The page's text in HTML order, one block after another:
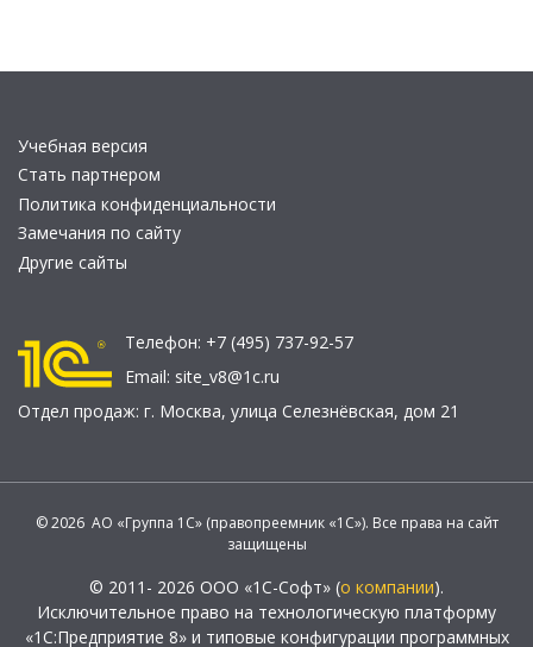
Учебная версия
Стать партнером
Политика конфиденциальности
Замечания по сайту
Другие сайты
Телефон: +7 (495) 737-92-57
Email: site_v8@1c.ru
Отдел продаж: г. Москва, улица Селезнёвская, дом 21
© 2026 АО «Группа 1С» (правопреемник «1С»). Все права на сайт
защищены
© 2011- 2026 ООО «1С-Софт» (о компании).
Исключительное право на технологическую платформу
«1С:Предприятие 8» и типовые конфигурации программных